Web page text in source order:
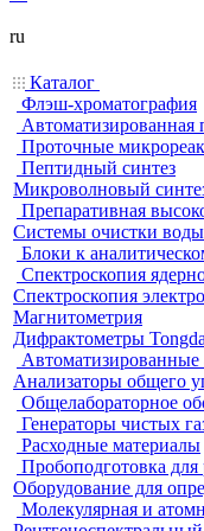
ru
Каталог
Флэш-хроматография
Автоматизированная
Проточные
Пептидный синтез
Микроволновый
Препаративная
Системы очистки
Блоки к
Спектроскопия
Спектроскопия
Магнитометрия
Дифрактометры Tongda
Автоматизированные
Анализаторы общего
Общелабораторное
Генераторы чистых
Расходные материалы
Пробоподготовка для
Оборудование для
Молекулярная и